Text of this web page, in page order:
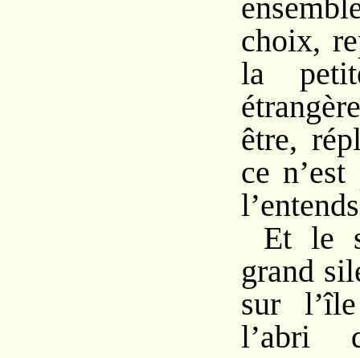
choix,
la
être,
ce
Et le
grand
sur
l’abri